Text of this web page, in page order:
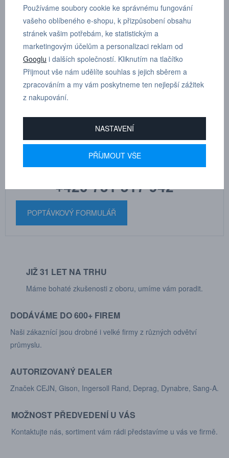
Úhlové šroubení otočné, válcový závit s o-kroužkem, vnější
šestihran G 1/4”, D 10 mm
Dle tloušťky hadice
MARTIN
DRHOLEC
technické poradenství
+420 731 517 942
POPTÁVKOVÝ FORMULÁŘ
JIŽ 31 LET NA TRHU
Máme bohaté zkušenosti z oboru, umíme vám poradit.
DODÁVÁME DO 600+ FIREM
Naši zákaznící jsou drobné i velké firmy z různých odvětví
průmyslu.
AUTORIZOVANÝ DEALER
Značek CEJN, Gison, Ingersoll Rand, Deprag, Dynabre, Sang-A.
MOŽNOST PŘEDVEDENÍ U VÁS
Kontaktujte nás, sortiment vám rádi představíme u vás ve firmě.
Používáme soubory cookie ke správnému fungování
vašeho oblíbeného e-shopu, k přizpůsobení obsahu
stránek vašim potřebám, ke statistickým a
marketingovým účelům a personalizaci reklam od
Googlu i dalších společností. Kliknutím na tlačítko
Přijmout vše nám udělíte souhlas s jejich sběrem a
zpracováním a my vám poskytneme ten nejlepší zážitek
z nakupování.
NASTAVENÍ
PŘÍJMOUT VŠE